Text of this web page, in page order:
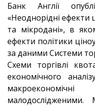
Банк Англії
«Неоднорідні
та мікродані», в
ефекти політики
за даними Системи
Схеми торгівлі
економічного